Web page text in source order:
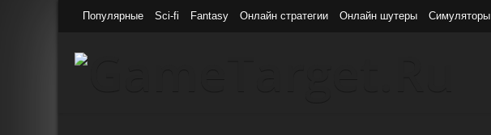
Популярные Sci-fi Fantasy Онлайн стратегии Онлайн шутеры Симуляторы